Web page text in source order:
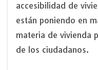
accesibilidad de
están poniendo en
materia de vivienda
de los ciudadanos.